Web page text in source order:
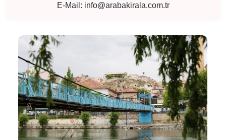
E-Mail: info@arabakirala.com.tr